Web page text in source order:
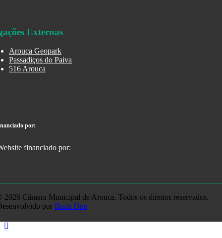
Externas
Arouca Geopark
Passadiços do Paiva
516 Arouca
por:
2026 Câmara Municipal de Arouca. Todos os direitos reservados.
por Brain One